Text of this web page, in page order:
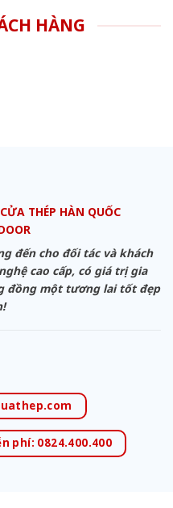
HÀNG
THÉP HÀN QUỐC
đến cho đối tác và khách
cao cấp, có giá trị gia
đồng một tương lai tốt đẹp
phí: 0824.400.400